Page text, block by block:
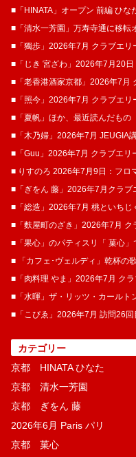
■「HINATA」オープン 前編 ひな
■「清水一芳園」万寿寺通に移転
■「獨歩」2026年7月 クラブエリ
■「じき 宮ざわ」2026年7月20日
■「老香港酒家京都」2026年7月
■「照今」2026年7月 クラブエリ
■「夏帆」ほか、最近読んだもの
■「木乃婦」2026年7月 JEUGIA
■「Guu」2026年7月 クラブエリ
■ りすのろ 2026年7月9日：フロ
■「ぎをん 藤」2026年7月クラブ
■「総造」2026年7月 桃といちじ
■「麩屋町のざき」2026年7月 ク
■「果心」のパティスリ「 菓​心
■ 「カフェ･ヴェルディ」乾杯の
■「肉料理 やま」2026年7月 クラ
■「水暉」ザ・リッツ・カールト
■「こぴゑ」2026年7月 訪問26
カテゴリー
京都 HINATA ひなた
京都 清水一芳園
京都 ぎをん 藤
2026年6月 Paris パリ
京都 菓​心